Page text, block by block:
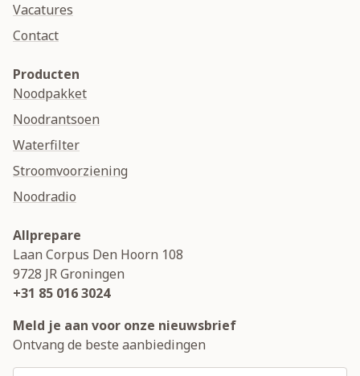
Vacatures
Contact
Producten
Noodpakket
Noodrantsoen
Waterfilter
Stroomvoorziening
Noodradio
Allprepare
Laan Corpus Den Hoorn 108
9728 JRGroningen
+31 85 016 3024
Meld je aan voor onze nieuwsbrief
Ontvang de beste aanbiedingen